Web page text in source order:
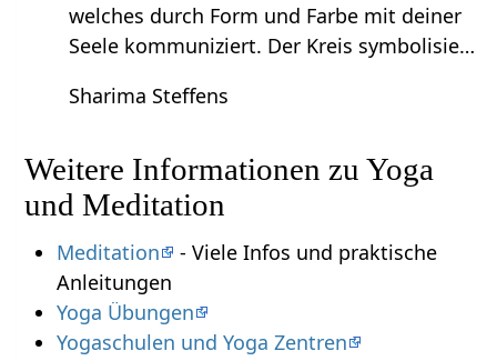
welches durch Form und Farbe mit deiner
Seele kommuniziert. Der Kreis symbolisie…
Sharima Steffens
Weitere Informationen zu Yoga
und Meditation
Meditation
- Viele Infos und praktische
Anleitungen
Yoga Übungen
Yogaschulen und Yoga Zentren